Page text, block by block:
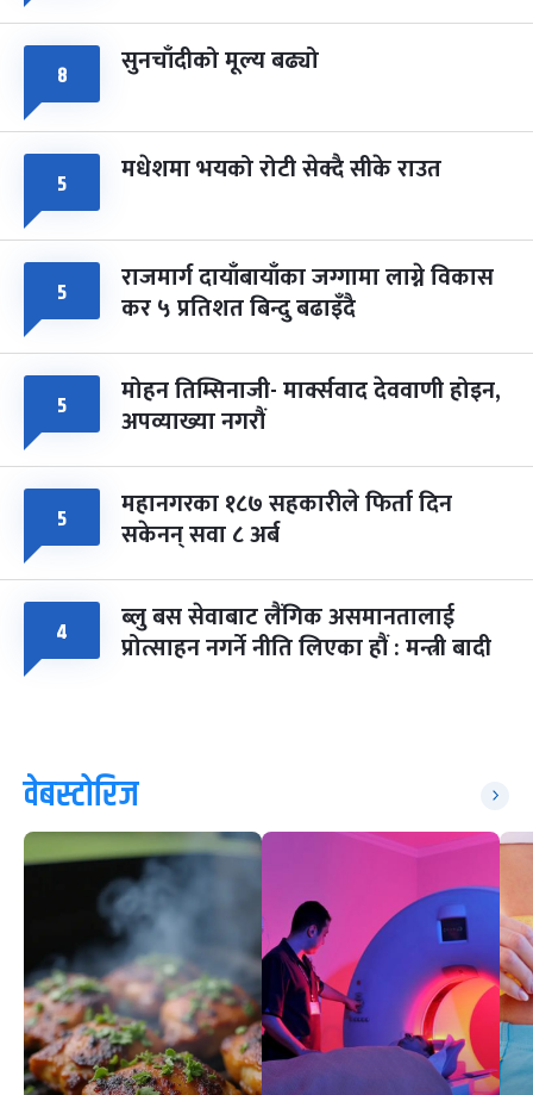
८ सुनचाँदीको मूल्य बढ्यो
५ मधेशमा भयको रोटी सेक्दै सीके राउत
५ राजमार्ग दायाँबायाँका जग्गामा लाग्ने विकास
कर ५ प्रतिशत बिन्दु बढाइँदै
५ मोहन तिम्सिनाजी- मार्क्सवाद देववाणी होइन,
अपव्याख्या नगरौं
५ महानगरका १८७ सहकारीले फिर्ता दिन
सकेनन् सवा ८ अर्ब
४ ब्लु बस सेवाबाट लैंगिक असमानतालाई
प्रोत्साहन नगर्ने नीति लिएका हौं : मन्त्री बादी
वेबस्टोरिज